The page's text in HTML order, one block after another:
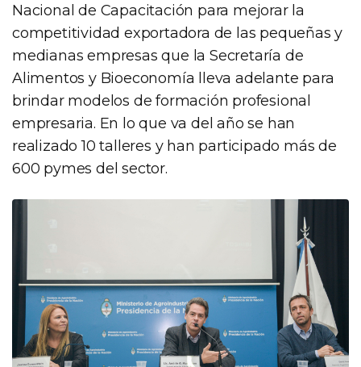
Nacional de Capacitación para mejorar la
competitividad exportadora de las pequeñas y
medianas empresas que la Secretaría de
Alimentos y Bioeconomía lleva adelante para
brindar modelos de formación profesional
empresaria. En lo que va del año se han
realizado 10 talleres y han participado más de
600 pymes del sector.